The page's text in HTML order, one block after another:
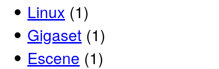
Linux (1)
Gigaset (1)
Escene (1)